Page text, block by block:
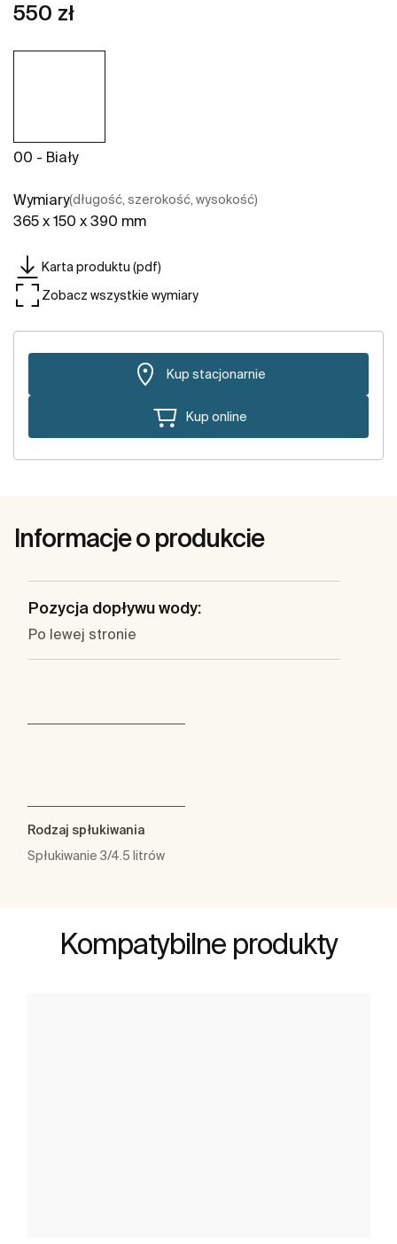
550 zł
00 - Biały
Wymiary(długość, szerokość, wysokość)
365 x 150 x 390 mm
Karta produktu (pdf)
Zobacz wszystkie wymiary
Kup stacjonarnie
Kup online
Informacje o produkcie
Pozycja dopływu wody:
Po lewej stronie
Rodzaj spłukiwania
Spłukiwanie 3/4.5 litrów
Kompatybilne produkty